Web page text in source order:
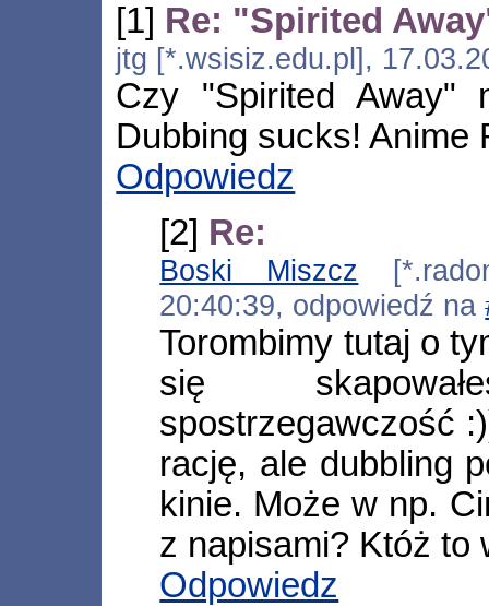
[1] Re: "Spirited
jtg [*.wsisiz.edu.pl],
Czy "Spirited Away"
Dubbing sucks! Anime
Odpowiedz
[2] Re:
Boski Miszcz
20:40:39, odpowiedź na
Torombimy tutaj o
się
spostrzegawczość
rację, ale dubbling
kinie. Może w np.
z napisami? Któż to
Odpowiedz